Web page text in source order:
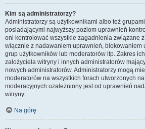
Kim są administratorzy?
Administratorzy są użytkownikami albo też
posiadającymi najwyższy poziom uprawnień
oni kontrolować wszystkie zagadnienia związane
włącznie z nadawaniem uprawnień, blokowaniem
grup użytkowników lub moderatorów itp. Zakres
założyciela witryny i innych administratorów
nowych administratorów. Administratorzy mogą
moderatorów na wszystkich forach utworzonych
moderacyjnych uzależniony jest od uprawnień
witryny.
Na górę